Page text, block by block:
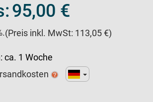
95,00 €
(Preis inkl. MwSt: 113,05 €)
ca. 1 Woche